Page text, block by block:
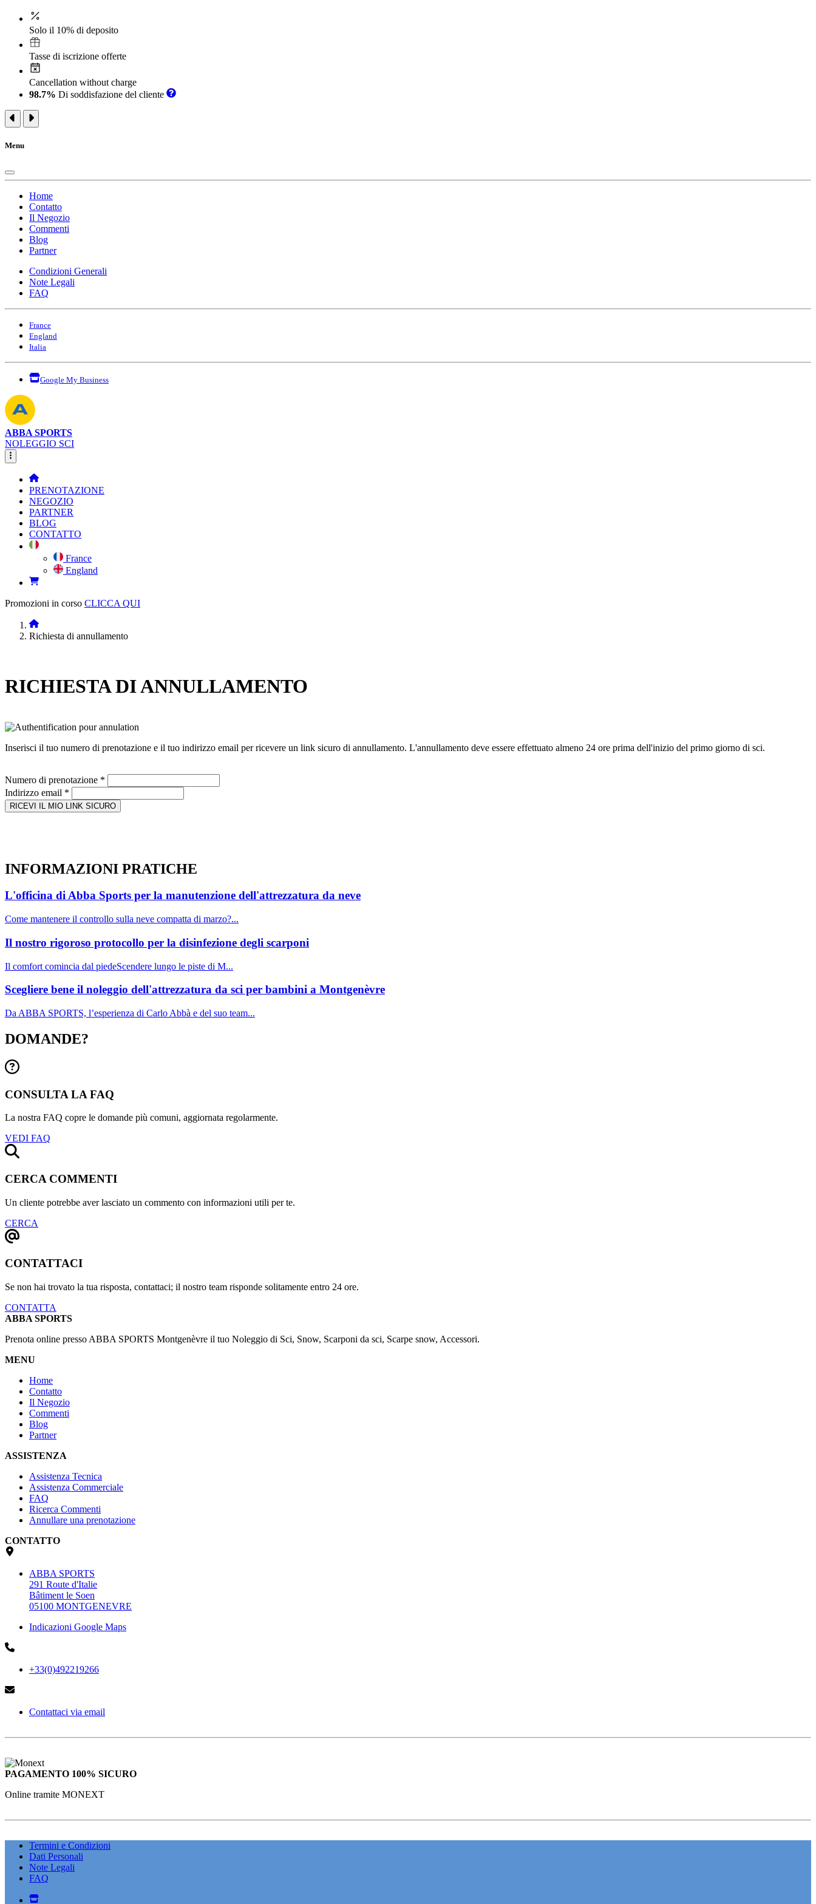
Solo il 10% di deposito
Tasse di iscrizione offerte
Cancellation without charge
98.7% Di soddisfazione del cliente
Menu
Home
Contatto
Il Negozio
Commenti
Blog
Partner
Condizioni Generali
Note Legali
FAQ
France
England
Italia
Google My Business
ABBA SPORTS
NOLEGGIO SCI
PRENOTAZIONE
NEGOZIO
PARTNER
BLOG
CONTATTO
France
England
Promozioni in corso CLICCA QUI
Richiesta di annullamento
RICHIESTADI ANNULLAMENTO
Inserisci il tuo numero di prenotazione e il tuo indirizzo email per ricevere un link sicuro di annullamento. L'annullamento deve essere effettuato almeno 24 ore prima dell'inizio del primo giorno di sci.
Numero di prenotazione *
Indirizzo email *
RICEVI IL MIO LINK SICURO
INFORMAZIONI PRATICHE
L'officina di Abba Sports per la manutenzione dell'attrezzatura da neve
Come mantenere il controllo sulla neve compatta di marzo?...
Il nostro rigoroso protocollo per la disinfezione degli scarponi
Il comfort comincia dal piedeScendere lungo le piste di M...
Scegliere bene il noleggio dell'attrezzatura da sci per bambini a Montgenèvre
Da ABBA SPORTS, l’esperienza di Carlo Abbà e del suo team...
DOMANDE?
CONSULTA LA FAQ
La nostra FAQ copre le domande più comuni, aggiornata regolarmente.
VEDI FAQ
CERCA COMMENTI
Un cliente potrebbe aver lasciato un commento con informazioni utili per te.
CERCA
CONTATTACI
Se non hai trovato la tua risposta, contattaci; il nostro team risponde solitamente entro 24 ore.
CONTATTA
ABBA SPORTS
Prenota online presso ABBA SPORTS Montgenèvre il tuo Noleggio di Sci, Snow, Scarponi da sci, Scarpe snow, Accessori.
MENU
Home
Contatto
Il Negozio
Commenti
Blog
Partner
ASSISTENZA
Assistenza Tecnica
Assistenza Commerciale
FAQ
Ricerca Commenti
Annullare una prenotazione
CONTATTO
ABBA SPORTS
291 Route d'Italie
Bâtiment le Soen
05100 MONTGENEVRE
Indicazioni Google Maps
+33(0)492219266
Contattaci via email
PAGAMENTO 100% SICURO
Online tramite MONEXT
Termini e Condizioni
Dati Personali
Note Legali
FAQ